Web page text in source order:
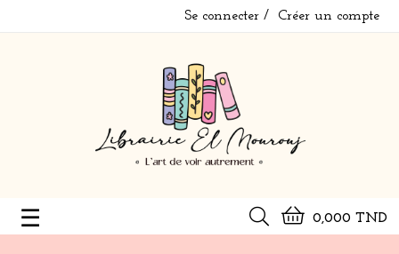
Se connecter Créer un compte
0,000 TND
Basculer
☰